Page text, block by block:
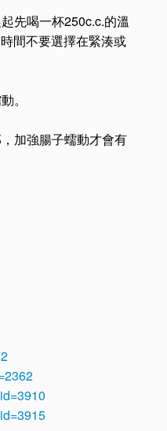
先喝一杯250c.c.的溫
間不要選擇在緊湊或
。
加強腸子蠕動才會有